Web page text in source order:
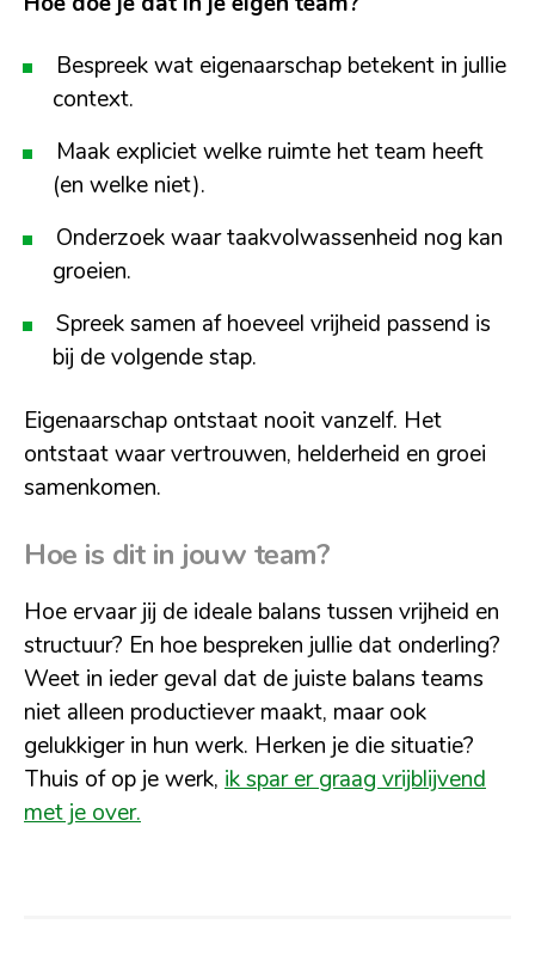
Bespreek wat eigenaarschap betekent in jullie
context.
Maak expliciet welke ruimte het team heeft
(en welke niet).
Onderzoek waar taakvolwassenheid nog kan
groeien.
Spreek samen af hoeveel vrijheid passend is
bij de volgende stap.
Eigenaarschap ontstaat nooit vanzelf. Het
ontstaat waar vertrouwen, helderheid en groei
samenkomen.
Hoe is dit in jouw team?
Hoe ervaar jij de ideale balans tussen vrijheid en
structuur? En hoe bespreken jullie dat onderling?
Weet in ieder geval dat de juiste balans teams
niet alleen productiever maakt, maar ook
gelukkiger in hun werk. Herken je die situatie?
Thuis of op je werk, ik spar er graag vrijblijvend
met je over.